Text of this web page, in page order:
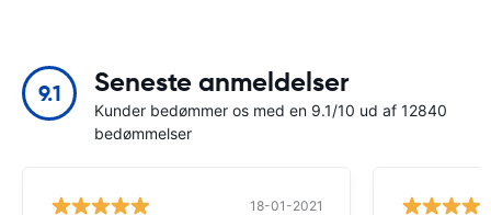
9.1 Seneste anmeldelser
Kunder bedømmer os med en 9.1/10 ud af 12840
bedømmelser
18-01-2021